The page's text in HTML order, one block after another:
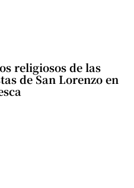
religiosos de las
de San Lorenzo en